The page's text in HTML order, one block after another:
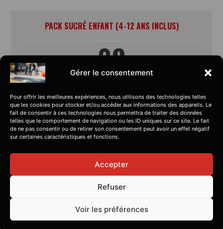
Gérer le consentement
Pour offrir les meilleures expériences, nous utilisons des technologies telles
que les cookies pour stocker et/ou accéder aux informations des appareils. Le
fait de consentir à ces technologies nous permettra de traiter des données
telles que le comportement de navigation ou les ID uniques sur ce site. Le fait
de ne pas consentir ou de retirer son consentement peut avoir un effet négatif
sur certaines caractéristiques et fonctions.
Accepter
Refuser
Voir les préférences
PACK SUCRÉ ENFANT (4-12 ANS INCLUS)
3€
2 minis donuts + 1 sachet de bonbons +
boissons (Pepsi, sirop à l'eau, eau à
volonté)
PACK SUCRÉ ADO (13-16 ANS INCLUS)